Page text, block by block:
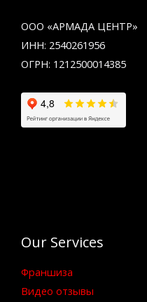
ООО «АРМАДА ЦЕНТР»
ИНН: 2540261956
ОГРН: 1212500014385
Our Services
Франшиза
Видео отзывы